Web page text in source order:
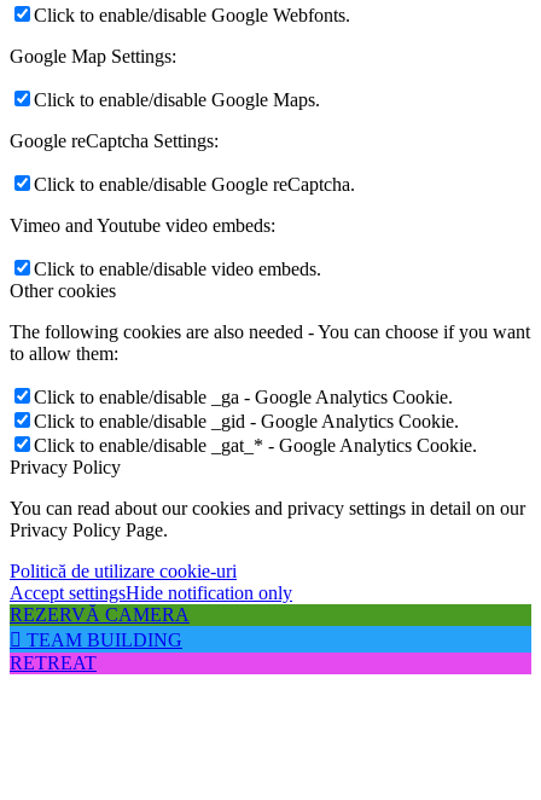
Click to enable/disable Google Webfonts.
Google Map Settings:
Click to enable/disable Google Maps.
Google reCaptcha Settings:
Click to enable/disable Google reCaptcha.
Vimeo and Youtube video embeds:
Click to enable/disable video embeds.
Other cookies
The following cookies are also needed - You can choose if you want
to allow them:
Click to enable/disable _ga - Google Analytics Cookie.
Click to enable/disable _gid - Google Analytics Cookie.
Click to enable/disable _gat_* - Google Analytics Cookie.
Privacy Policy
You can read about our cookies and privacy settings in detail on our
Privacy Policy Page.
Politică de utilizare cookie-uri
Accept settingsHide notification only
REZERVĂ CAMERA
TEAM BUILDING
RETREAT